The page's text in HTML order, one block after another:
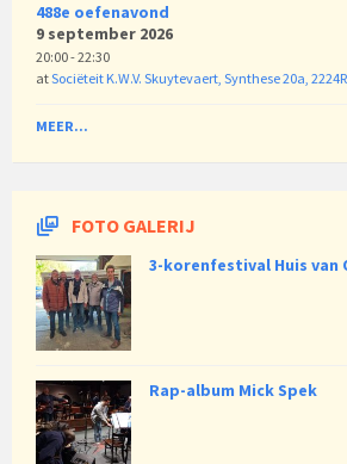
488e oefenavond
9 september 2026
20:00 - 22:30
atSociëteit K.W.V. Skuytevaert, Synthese 20a,
MEER...
FOTO GALERIJ
3-korenfestival Huis van
Rap-album Mick Spek